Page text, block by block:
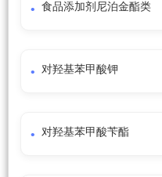
食品添加剂尼泊金酯类
对羟基苯甲酸钾
对羟基苯甲酸苄酯